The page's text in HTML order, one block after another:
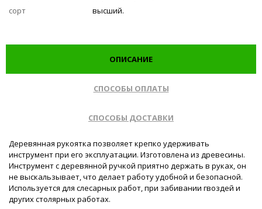
сорт
высший.
ОПИСАНИЕ
СПОСОБЫ ОПЛАТЫ
СПОСОБЫ ДОСТАВКИ
Деревянная рукоятка позволяет крепко удерживать
инструмент при его эксплуатации. Изготовлена из древесины.
Инструмент с деревянной ручкой приятно держать в руках, он
не выскальзывает, что делает работу удобной и безопасной.
Используется для слесарных работ, при забивании гвоздей и
других столярных работах.